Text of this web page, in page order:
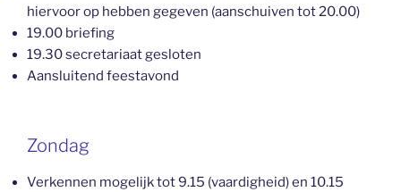
hiervoor op hebben gegeven (aanschuiven tot 20.00)
19.00 briefing
19.30 secretariaat gesloten
Aansluitend feestavond
Zondag
Verkennen mogelijk tot 9.15 (vaardigheid) en 10.15